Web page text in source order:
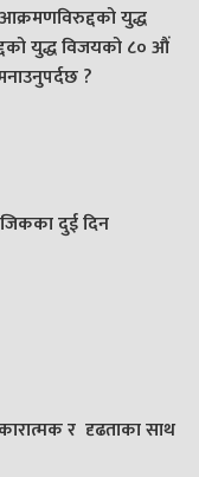
युद्ध
युद्ध विजयको ८० औं
?
दुई दिन
र दृढताका साथ